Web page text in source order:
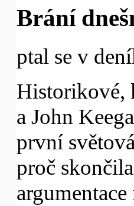
Brání
ptal se v
Historikové,
a John
první
proč